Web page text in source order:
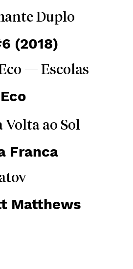
Duplo
(2018)
— Escolas
Volta ao Sol
Franca
Matthews